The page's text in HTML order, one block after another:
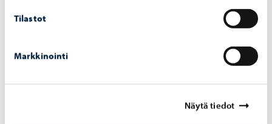
Tilastot
Markkinointi
Näytä tiedot
Undersökningsresultaten från en död säl som påträffats
utanför Borgå visar negativt gällande fågelinfluensa.
29.7.2025
Flera döda sälar har hittats vid Borgås kust